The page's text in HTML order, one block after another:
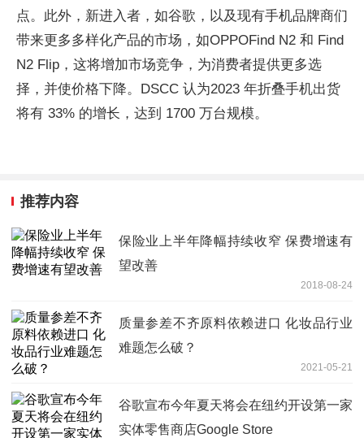
点。此外，新进入者，如谷歌，以及现有手机品牌商们
带来更多多样化产品的市场，如OPPOFind N2 和 Find
N2 Flip，这将增加市场竞争，为消费者提供更多选
择，并使价格下降。DSCC 认为2023 年折叠手机出货
将有 33% 的增长，达到 1700 万台规模。
推荐内容
保险业上半年降幅持续收窄 保费增速有
望改善
2018-08-24
质量参差不齐原料依赖进口 化妆品行业
难题怎么破？
2021-05-21
谷歌宣布今年夏天将会在纽约开设第一家
实体零售商店Google Store